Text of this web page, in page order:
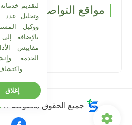
مواقع التواصل
جميع الحقوق محفوظة ©
وتحليل عدد
مقاييس
الخدمة
واكتشاف إساءة الاستخدام ومعالجتها.
إغلاق